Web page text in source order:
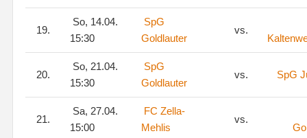
19.
So, 14.04.
15:30
SpG
Goldlauter
vs.
20.
So, 21.04.
15:30
SpG
Goldlauter
vs. SpG
21.
Sa, 27.04.
15:00
FC Zella-
Mehlis
vs.